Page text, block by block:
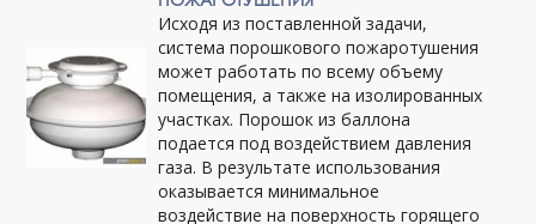
Исходя из поставленной задачи,
система порошкового пожаротушения
может работать по всему объему
помещения, а также на изолированных
участках. Порошок из баллона
подается под воздействием давления
газа. В результате использования
оказывается минимальное
воздействие на поверхность горящего